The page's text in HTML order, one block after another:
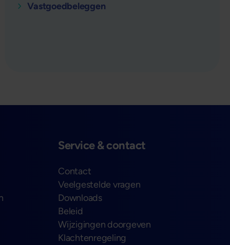
Vastgoedbeleggen
Service & contact
Contact
Veelgestelde vragen
Downloads
Beleid
Wijzigingen doorgeven
Klachtenregeling